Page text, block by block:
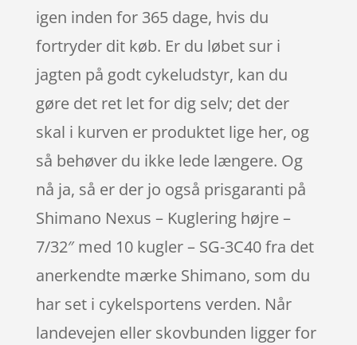
igen inden for 365 dage, hvis du
fortryder dit køb. Er du løbet sur i
jagten på godt cykeludstyr, kan du
gøre det ret let for dig selv; det der
skal i kurven er produktet lige her, og
så behøver du ikke lede længere. Og
nå ja, så er der jo også prisgaranti på
Shimano Nexus – Kuglering højre –
7/32″ med 10 kugler – SG-3C40 fra det
anerkendte mærke Shimano, som du
har set i cykelsportens verden. Når
landevejen eller skovbunden ligger for